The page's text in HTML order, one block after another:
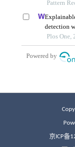
京ICP备